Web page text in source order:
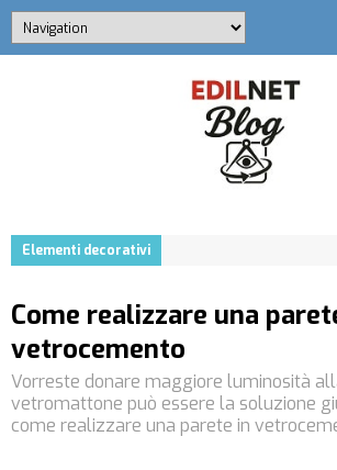
Elementi decorativi
Come realizzare una
vetrocemento
Vorreste donare maggiore luminosità
vetromattone può essere la soluzione
come realizzare una parete in